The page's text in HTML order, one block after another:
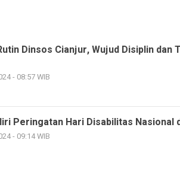
Dinsos Cianjur, Wujud Disiplin dan
- 08:57 WIB
Peringatan Hari Disabilitas Nasional
- 09:14 WIB